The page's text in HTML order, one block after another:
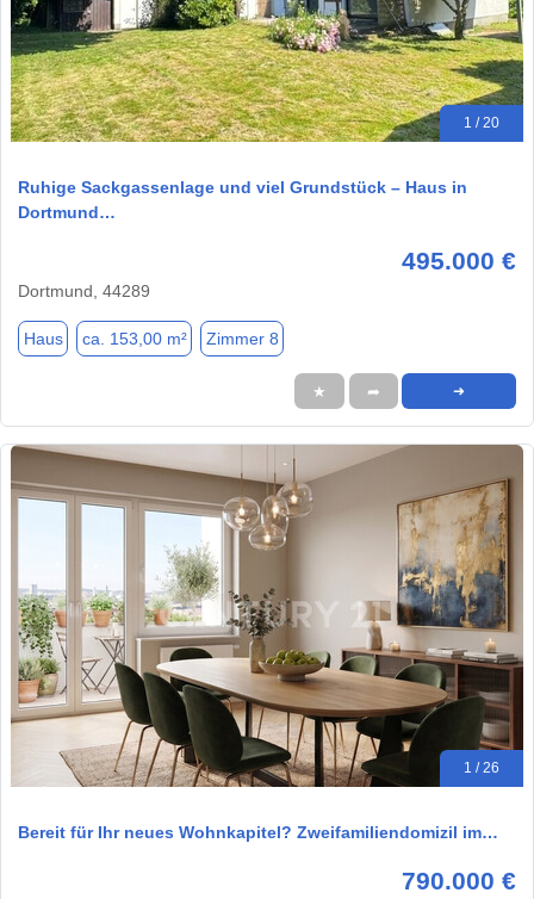
1 / 20
Ruhige Sackgassenlage und viel Grundstück – Haus in
Dortmund…
495.000 €
Dortmund, 44289
Haus ca. 153,00 m² Zimmer 8
★ ➦ ➜
1 / 26
Bereit für Ihr neues Wohnkapitel? Zweifamiliendomizil im…
790.000 €